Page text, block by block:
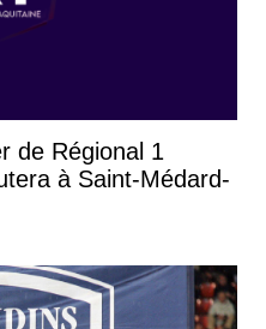
de Régional 1
à Saint-Médard-